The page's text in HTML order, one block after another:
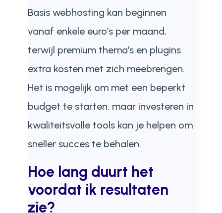
Basis webhosting kan beginnen
vanaf enkele euro’s per maand,
terwijl premium thema’s en plugins
extra kosten met zich meebrengen.
Het is mogelijk om met een beperkt
budget te starten, maar investeren in
kwaliteitsvolle tools kan je helpen om
sneller succes te behalen.
Hoe lang duurt het
voordat ik resultaten
zie?